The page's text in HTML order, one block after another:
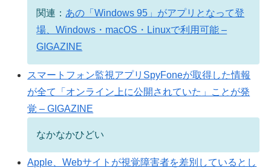
関連： あの「Windows 95」がアプリとなって登
場、Windows・macOS・Linuxで利用可能 –
GIGAZINE
スマートフォン監視アプリSpyFoneが取得した情報
が全て「オンライン上に公開されていた」ことが発
覚 – GIGAZINE
なかなかひどい
Apple、Webサイトが視覚障害者を差別しているとし